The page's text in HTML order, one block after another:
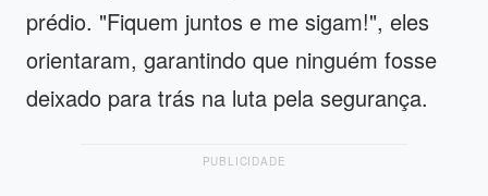
prédio. "Fiquem juntos e me sigam!", eles
orientaram, garantindo que ninguém fosse
deixado para trás na luta pela segurança.
PUBLICIDADE